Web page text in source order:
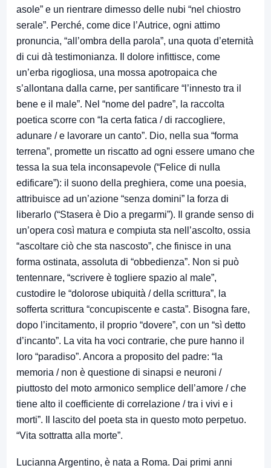
asole” e un rientrare dimesso delle nubi “nel chiostro
serale”. Perché, come dice l’Autrice, ogni attimo
pronuncia, “all’ombra della parola”, una quota d’eternità
di cui dà testimonianza. Il dolore infittisce, come
un’erba rigogliosa, una mossa apotropaica che
s’allontana dalla carne, per santificare “l’innesto tra il
bene e il male”. Nel “nome del padre”, la raccolta
poetica scorre con “la certa fatica / di raccogliere,
adunare / e lavorare un canto”. Dio, nella sua “forma
terrena”, promette un riscatto ad ogni essere umano che
tessa la sua tela inconsapevole (“Felice di nulla
edificare”): il suono della preghiera, come una poesia,
attribuisce ad un’azione “senza domini” la forza di
liberarlo (“Stasera è Dio a pregarmi”). Il grande senso di
un’opera così matura e compiuta sta nell’ascolto, ossia
“ascoltare ciò che sta nascosto”, che finisce in una
forma ostinata, assoluta di “obbedienza”. Non si può
tentennare, “scrivere è togliere spazio al male”,
custodire le “dolorose ubiquità / della scrittura”, la
sofferta scrittura “concupiscente e casta”. Bisogna fare,
dopo l’incitamento, il proprio “dovere”, con un “sì detto
d’incanto”. La vita ha voci contrarie, che pure hanno il
loro “paradiso”. Ancora a proposito del padre: “la
memoria / non è questione di sinapsi e neuroni /
piuttosto del moto armonico semplice dell’amore / che
tiene alto il coefficiente di correlazione / tra i vivi e i
morti”. Il lascito del poeta sta in questo moto perpetuo.
“Vita sottratta alla morte”.
Lucianna Argentino, è nata a Roma. Dai primi anni